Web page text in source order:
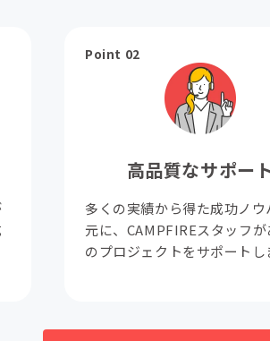
Point 02
高品質なサポート
多くの実績から得た成功ノウ
元に、CAMPFIREスタッフが
のプロジェクトをサポートし